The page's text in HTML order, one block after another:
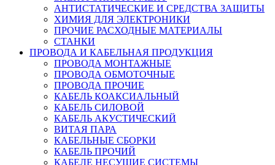
АНТИСТАТИЧЕСКИЕ И СРЕДСТВА ЗАЩИТЫ
ХИМИЯ ДЛЯ ЭЛЕКТРОНИКИ
ПРОЧИЕ РАСХОДНЫЕ МАТЕРИАЛЫ
СТАНКИ
ПРОВОДА И КАБЕЛЬНАЯ ПРОДУКЦИЯ
ПРОВОДА МОНТАЖНЫЕ
ПРОВОДА ОБМОТОЧНЫЕ
ПРОВОДА ПРОЧИЕ
КАБЕЛЬ КОАКСИАЛЬНЫЙ
КАБЕЛЬ СИЛОВОЙ
КАБЕЛЬ АКУСТИЧЕСКИЙ
ВИТАЯ ПАРА
КАБЕЛЬНЫЕ СБОРКИ
КАБЕЛЬ ПРОЧИЙ
КАБЕЛЕ НЕСУЩИЕ СИСТЕМЫ